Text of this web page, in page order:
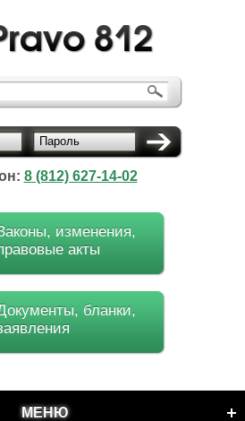
Пароль
8 (812) 627-14-02
изменения,
акты
бланки,
МЕНЮ